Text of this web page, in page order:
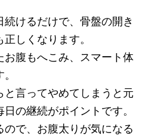
けるだけで、骨盤の開き
しくなります。
腹もへこみ、スマート体
言ってやめてしまうと元
の継続がポイントです。
で、お腹太りが気になる